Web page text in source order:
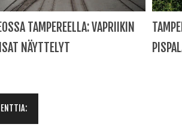
TAMPEREELLA: VAPRIIKIN
NÄYTTELYT